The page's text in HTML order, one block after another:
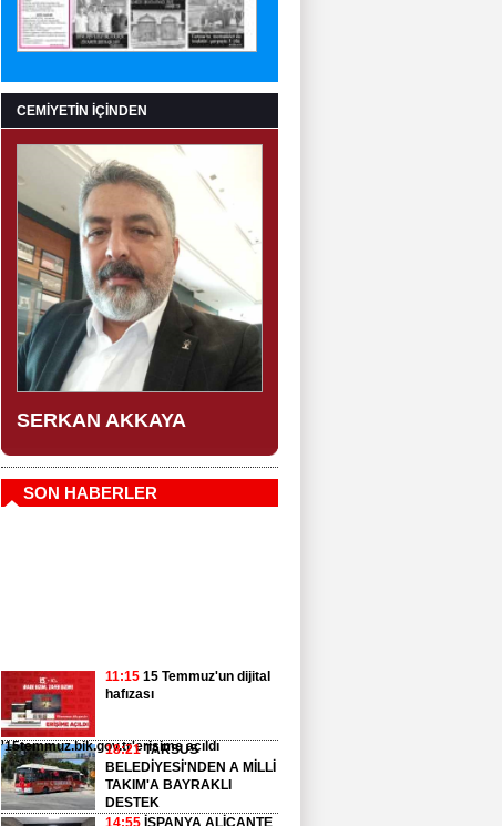
CEMİYETİN İÇİNDEN
SERKAN AKKAYA
SON HABERLER
hafızası
'15temmuz.bik.gov.tr'erişime açıldı
BELEDİYESİ'NDEN A MİLLİ
TAKIM'A BAYRAKLI
DESTEK
14:55 İSPANYA ALİCANTE
İTFAİYESİ’NDEN MERSİN